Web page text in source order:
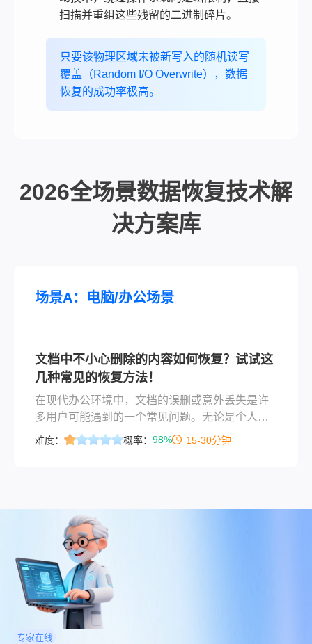
扫描并重组这些残留的二进制碎片。
只要该物理区域未被新写入的随机读写
覆盖（Random I/O Overwrite），数据
恢复的成功率极高。
2026全场景数据恢复技术解
决方案库
场景A：电脑/办公场景
文档中不小心删除的内容如何恢复？试试这
几种常见的恢复方法！
在现代办公环境中，文档的误删或意外丢失是许
多用户可能遇到的一个常见问题。无论是个人用
户还是企业员工，这样的意外都可能导致重要数
细介绍几种常见的恢复方法，帮助您更好地应对
这一挑战。
难度： 概率： 98% 15-30分钟
专家在线